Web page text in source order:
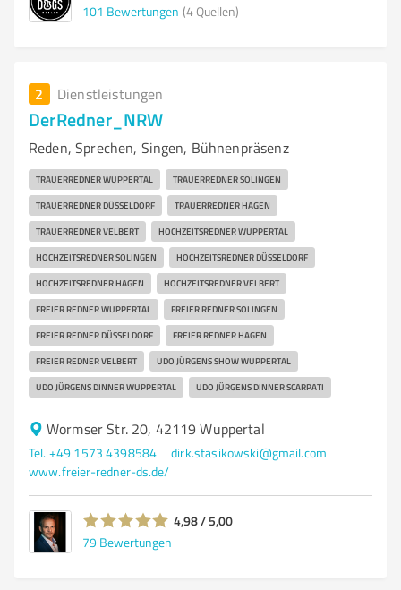
101 Bewertungen (4 Quellen)
2 Dienstleistungen
DerRedner_NRW
Reden, Sprechen, Singen, Bühnenpräsenz
TRAUERREDNER WUPPERTAL TRAUERREDNER SOLINGEN
TRAUERREDNER DÜSSELDORF TRAUERREDNER HAGEN
TRAUERREDNER VELBERT HOCHZEITSREDNER WUPPERTAL
HOCHZEITSREDNER SOLINGEN HOCHZEITSREDNER DÜSSELDORF
HOCHZEITSREDNER HAGEN HOCHZEITSREDNER VELBERT
FREIER REDNER WUPPERTAL FREIER REDNER SOLINGEN
FREIER REDNER DÜSSELDORF FREIER REDNER HAGEN
FREIER REDNER VELBERT UDO JÜRGENS SHOW WUPPERTAL
UDO JÜRGENS DINNER WUPPERTAL UDO JÜRGENS DINNER SCARPATI
Wormser Str. 20, 42119 Wuppertal
Tel. +49 1573 4398584
dirk.stasikowski@gmail.com
www.freier-redner-ds.de/
4,98 / 5,00
79 Bewertungen